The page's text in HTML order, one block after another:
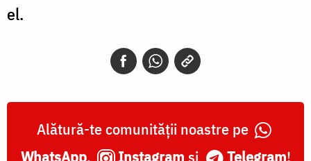
el.
Alătură-te comunității noastre pe
WhatsApp, Instagram și Telegram!